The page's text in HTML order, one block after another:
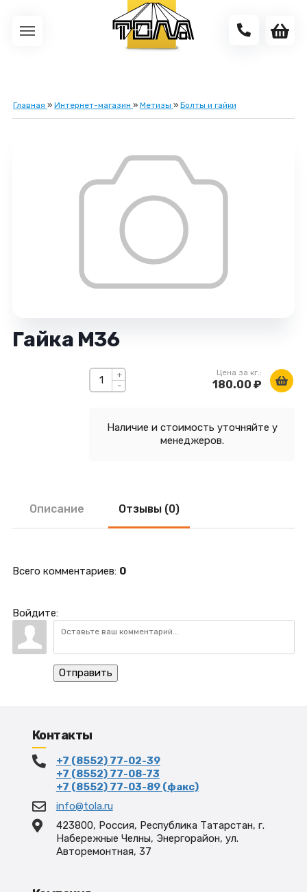
Главная » Интернет-магазин » Метизы » Болты и гайки
Гайка М36
-
+ Цена за кг.:
180.00 ₽
Наличие и стоимость уточняйте у
менеджеров.
Описание Отзывы (0)
Всего комментариев: 0
Войдите:
Отправить
Контакты
+7 (8552) 77-02-39
+7 (8552) 77-08-73
+7 (8552) 77-03-89 (факс)
info@tola.ru
423800, Россия, Республика Татарстан, г.
Набережные Челны, Энергорайон, ул.
Авторемонтная, 37